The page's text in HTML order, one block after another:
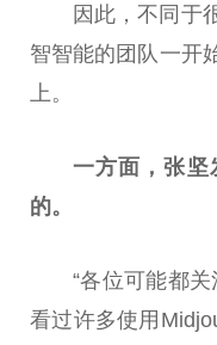
因此，不同于
智智能的团队一开
上。
一方面，张坚
的。
“各位可能都
看过许多使用